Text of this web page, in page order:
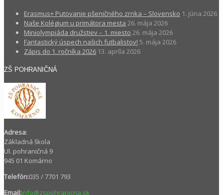
Erasmus+ Putovanie pšeničného zrnka – Slovensko 1. júna 2026
Naše Kolégium u primátora mesta 26. mája 2026
Miniolympiáda družstiev – 1. miesto 26. mája 2026
Fantastický úspech našich futbalistov! 5. mája 2026
Zápis do 1. ročníka 2026 13. apríla 2026
ZŠ POHRANIČNÁ
Adresa:
Základná škola
Ul. pohraničná 9
945 01 Komárno
Telefón:035 / 7701 793
Email:info@zspohranicna.sk